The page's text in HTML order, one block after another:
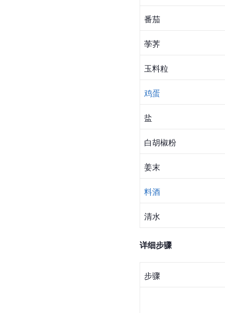
番茄
荸荠
玉料粒
鸡蛋
盐
白胡椒粉
姜末
料酒
清水
详细步骤
步骤